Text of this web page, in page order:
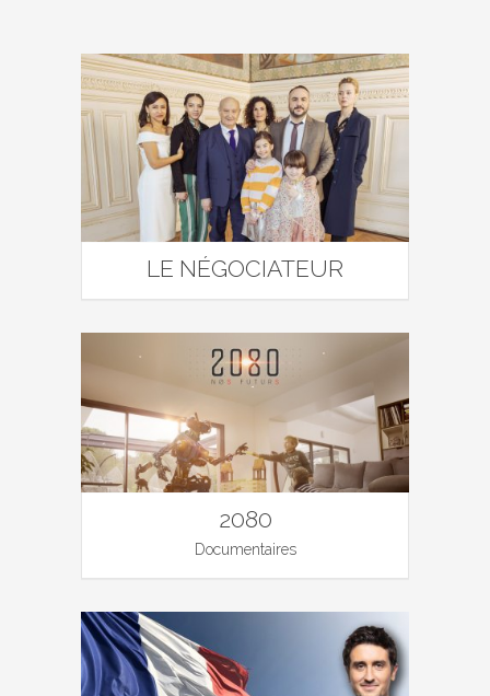
LE NÉGOCIATEUR
2080
Documentaires